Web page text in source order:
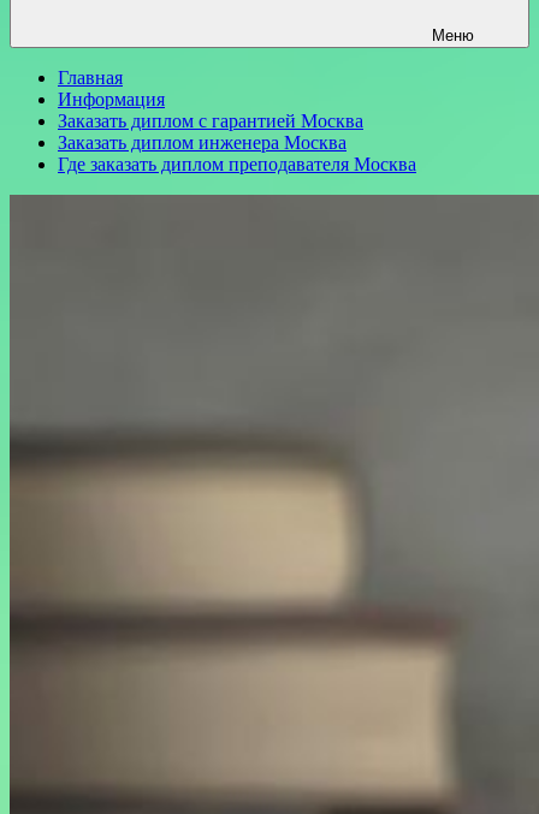
Меню
Главная
Информация
Заказать диплом с гарантией Москва
Заказать диплом инженера Москва
Где заказать диплом преподавателя Москва